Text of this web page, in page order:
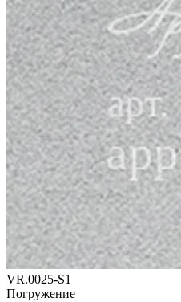
VR.0025-S1
Погружение